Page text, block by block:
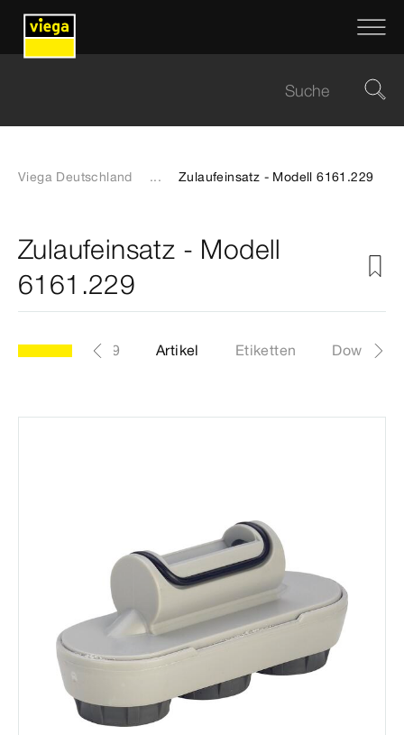
Viega Deutschland ... Zulaufeinsatz - Modell 6161.229
Zulaufeinsatz - Modell
6161.229
Modell 6161.229 Artikel Etiketten